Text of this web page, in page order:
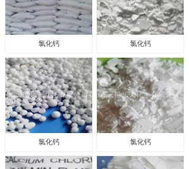
氯化钙 氯化钙
氯化钙 氯化钙